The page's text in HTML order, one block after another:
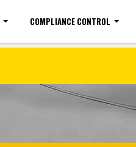
Font size Site map
COMPLIANCE CONTROL